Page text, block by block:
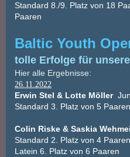
Standard 8./9. Platz von 18
Paaren
Baltic Youth
tolle Erfolge für
Hier alle Ergebnisse:
26.11.2022
Erwin Stel & Lotte Möller
Standard 3. Platz von 5
Colin Riske & Saskia
Standard 2. Platz von 4
Latein 6. Platz von 6 Paaren